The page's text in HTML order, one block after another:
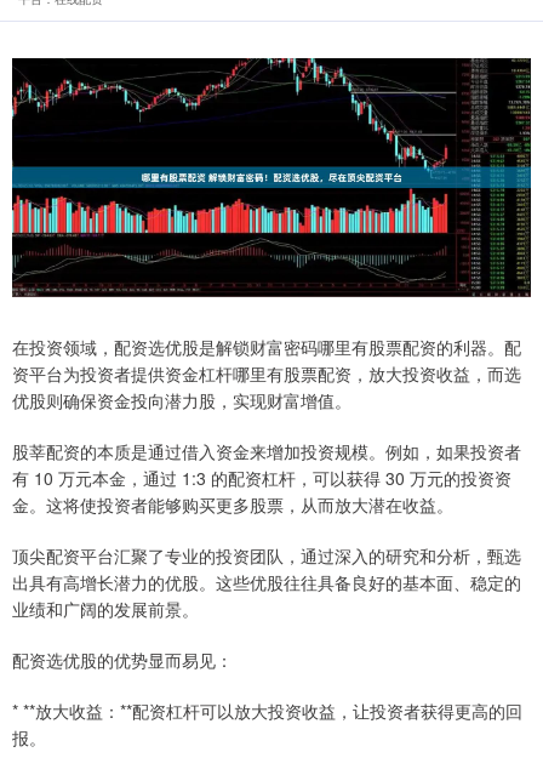
在投资领域，配资选优股是解锁财富密码哪里有股票配资的利器。配
资平台为投资者提供资金杠杆哪里有股票配资，放大投资收益，而选
优股则确保资金投向潜力股，实现财富增值。
股莘配资的本质是通过借入资金来增加投资规模。例如，如果投资者
有 10 万元本金，通过 1:3 的配资杠杆，可以获得 30 万元的投资资
金。这将使投资者能够购买更多股票，从而放大潜在收益。
顶尖配资平台汇聚了专业的投资团队，通过深入的研究和分析，甄选
出具有高增长潜力的优股。这些优股往往具备良好的基本面、稳定的
业绩和广阔的发展前景。
配资选优股的优势显而易见：
* **放大收益：**配资杠杆可以放大投资收益，让投资者获得更高的回
报。